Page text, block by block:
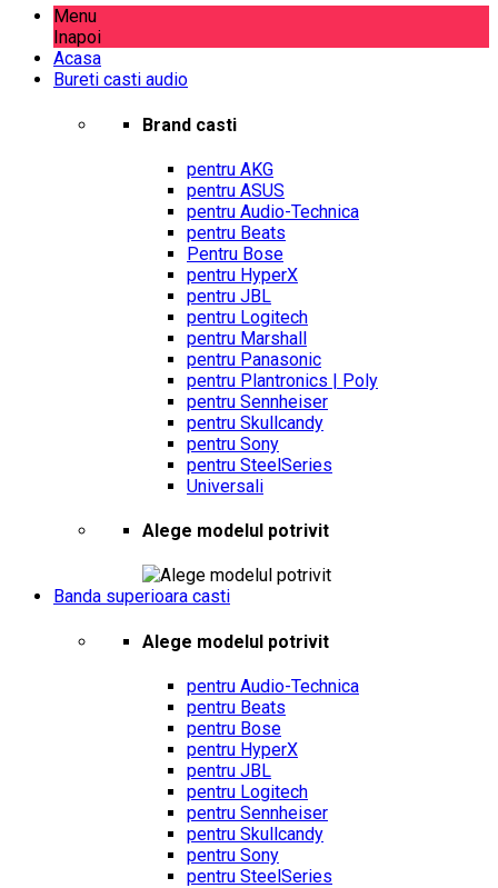
Menu
Inapoi
Acasa
Bureti casti audio
Brand casti
pentru AKG
pentru ASUS
pentru Audio-Technica
pentru Beats
Pentru Bose
pentru HyperX
pentru JBL
pentru Logitech
pentru Marshall
pentru Panasonic
pentru Plantronics | Poly
pentru Sennheiser
pentru Skullcandy
pentru Sony
pentru SteelSeries
Universali
Alege modelul potrivit
Banda superioara casti
Alege modelul potrivit
pentru Audio-Technica
pentru Beats
pentru Bose
pentru HyperX
pentru JBL
pentru Logitech
pentru Sennheiser
pentru Skullcandy
pentru Sony
pentru SteelSeries